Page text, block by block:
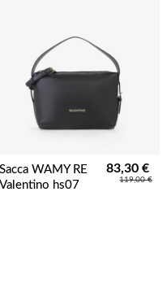
Sacca WAMY RE
Valentino hs07
83,30 €
119,00 €